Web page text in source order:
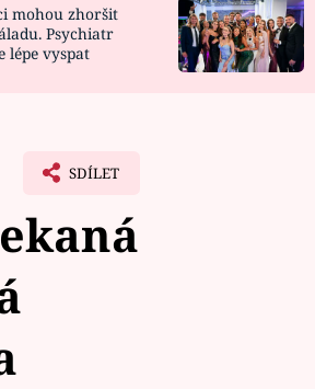
ZAHRADA
DESIGN
mohou zhoršit
Psychiatr
lépe vyspat
SDÍLET